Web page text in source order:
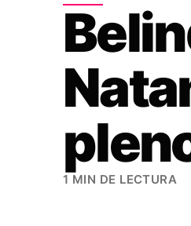
1 MIN DE LECTURA